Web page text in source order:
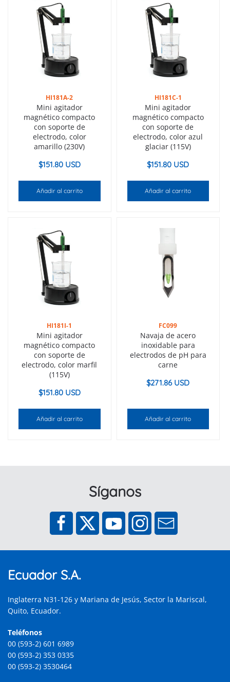
HI181A-2
Mini agitador
magnético compacto
con soporte de
electrodo, color
amarillo (230V)
$151.80 USD
Añadir al carrito
HI181C-1
Mini agitador
magnético compacto
con soporte de
electrodo, color azul
glaciar (115V)
$151.80 USD
Añadir al carrito
HI181I-1
Mini agitador
magnético compacto
con soporte de
electrodo, color marfil
(115V)
$151.80 USD
Añadir al carrito
FC099
Navaja de acero
inoxidable para
electrodos de pH para
carne
$271.86 USD
Añadir al carrito
Síganos
Ecuador S.A.
Inglaterra N31-126 y Mariana de Jesús, Sector la Mariscal,
Quito, Ecuador.
Teléfonos
00 (593-2) 601 6989
00 (593-2) 353 0335
00 (593-2) 3530464